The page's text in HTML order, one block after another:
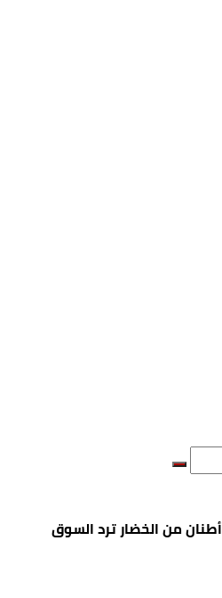
3905 أطنان من الخضار ترد السوق